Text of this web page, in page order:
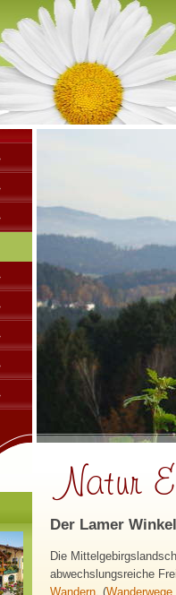
Der Lamer
Die
abwechslungsreiche
Wandern, (Wanderwege